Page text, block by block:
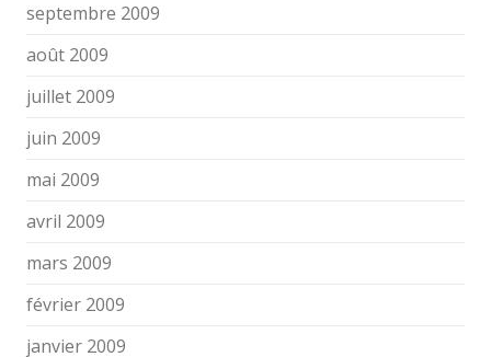
septembre 2009
août 2009
juillet 2009
juin 2009
mai 2009
avril 2009
mars 2009
février 2009
janvier 2009